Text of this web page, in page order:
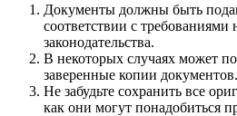
Документы должны быть
соответствии с требованиями
законодательства.
В некоторых случаях может
заверенные копии документов.
Не забудьте сохранить все
как они могут понадобиться